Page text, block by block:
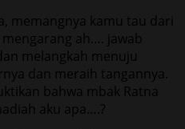
memangnya kamu tau dari
mengarang ah…. jawab
melangkah menuju
dan meraih tangannya.
bahwa mbak Ratna
aku apa….?